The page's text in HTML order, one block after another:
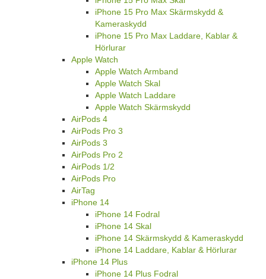
iPhone 15 Pro Max Skärmskydd &
Kameraskydd
iPhone 15 Pro Max Laddare, Kablar &
Hörlurar
Apple Watch
Apple Watch Armband
Apple Watch Skal
Apple Watch Laddare
Apple Watch Skärmskydd
AirPods 4
AirPods Pro 3
AirPods 3
AirPods Pro 2
AirPods 1/2
AirPods Pro
AirTag
iPhone 14
iPhone 14 Fodral
iPhone 14 Skal
iPhone 14 Skärmskydd & Kameraskydd
iPhone 14 Laddare, Kablar & Hörlurar
iPhone 14 Plus
iPhone 14 Plus Fodral